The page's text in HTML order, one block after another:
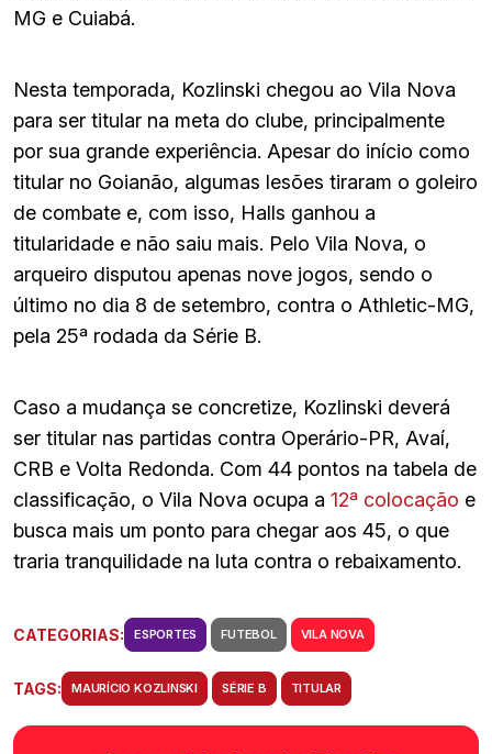
MG e Cuiabá.
Nesta temporada, Kozlinski chegou ao Vila Nova
para ser titular na meta do clube, principalmente
por sua grande experiência. Apesar do início como
titular no Goianão, algumas lesões tiraram o goleiro
de combate e, com isso, Halls ganhou a
titularidade e não saiu mais. Pelo Vila Nova, o
arqueiro disputou apenas nove jogos, sendo o
último no dia 8 de setembro, contra o Athletic-MG,
pela 25ª rodada da Série B.
Caso a mudança se concretize, Kozlinski deverá
ser titular nas partidas contra Operário-PR, Avaí,
CRB e Volta Redonda. Com 44 pontos na tabela de
classificação, o Vila Nova ocupa a 12ª colocação e
busca mais um ponto para chegar aos 45, o que
traria tranquilidade na luta contra o rebaixamento.
CATEGORIAS: ESPORTES FUTEBOL VILA NOVA
TAGS: MAURÍCIO KOZLINSKI SÉRIE B TITULAR